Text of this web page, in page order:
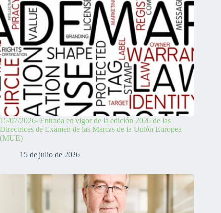
15/07/2026- Entrada en vigor de la edición 2026 de las
Directrices de Examen de las Marcas de la Unión Europea
(MUE)
15 de julio de 2026